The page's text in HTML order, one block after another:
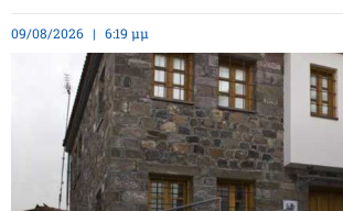
09/08/2026 6:19 μμ